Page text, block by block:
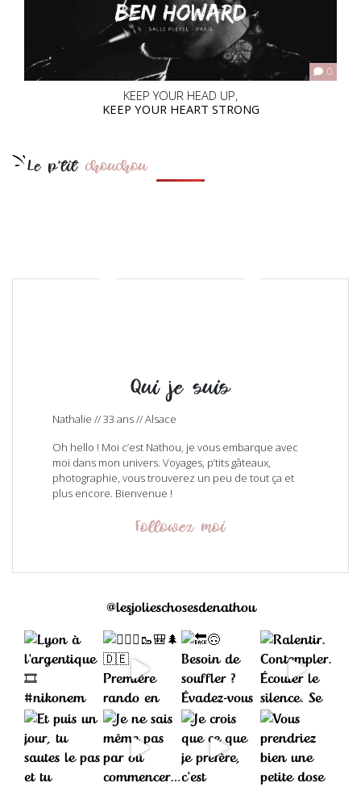
0
KEEP YOUR HEAD UP,
KEEP YOUR HEART STRONG
Le p'tit chouchou
Qui je suis
Nathalie // 33 ans // Alsace
Oh hello ! Moi c’est Nathou, je vous embarque avec
moi dans mon univers. Voyages, p’tits gâteaux,
photographie, vous trouverez un peu de tout ça et
plus encore. Bienvenue !
Followez moi
@lesjolieschosesdenathou